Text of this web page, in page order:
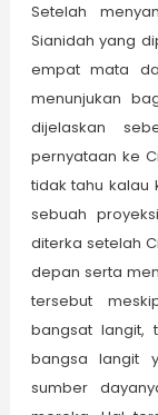
Setelah
Sianidah yang
empat mata
menunjukan
dijelaskan
pernyataan ke
tidak tahu kalau
sebuah
diterka setelah
depan serta
tersebut
bangsat langit,
bangsa langit
sumber